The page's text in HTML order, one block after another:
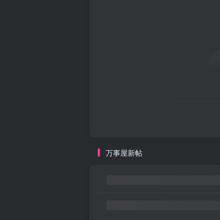
万事屋新帖